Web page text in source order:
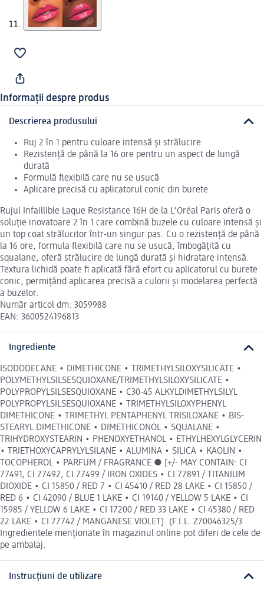
Informații despre produs
Descrierea produsului
Ruj 2 în 1 pentru culoare intensă și strălucire
Rezistență de până la 16 ore pentru un aspect de lungă
durată
Formulă flexibilă care nu se usucă
Aplicare precisă cu aplicatorul conic din burete
Rujul Infaillible Laque Resistance 16H de la L'Oréal Paris oferă o
soluție inovatoare 2 în 1 care combină buzele cu culoare intensă și
un top coat strălucitor într-un singur pas. Cu o rezistență de până
la 16 ore, formula flexibilă care nu se usucă, îmbogățită cu
squalane, oferă strălucire de lungă durată și hidratare intensă.
Textura lichidă poate fi aplicată fără efort cu aplicatorul cu burete
conic, permițând aplicarea precisă a culorii și modelarea perfectă
a buzelor.
Număr articol dm: 3059988
EAN: 3600524196813
Ingrediente
ISODODECANE • DIMETHICONE • TRIMETHYLSILOXYSILICATE •
POLYMETHYLSILSESQUIOXANE/TRIMETHYLSILOXYSILICATE •
POLYPROPYLSILSESQUIOXANE • C30-45 ALKYLDIMETHYLSILYL
POLYPROPYLSILSESQUIOXANE • TRIMETHYLSILOXYPHENYL
DIMETHICONE • TRIMETHYL PENTAPHENYL TRISILOXANE • BIS-
STEARYL DIMETHICONE • DIMETHICONOL • SQUALANE •
TRIHYDROXYSTEARIN • PHENOXYETHANOL • ETHYLHEXYLGLYCERIN
• TRIETHOXYCAPRYLYLSILANE • ALUMINA • SILICA • KAOLIN •
TOCOPHEROL • PARFUM / FRAGRANCE ● [+/- MAY CONTAIN: CI
77491, CI 77492, CI 77499 / IRON OXIDES • CI 77891 / TITANIUM
DIOXIDE • CI 15850 / RED 7 • CI 45410 / RED 28 LAKE • CI 15850 /
RED 6 • CI 42090 / BLUE 1 LAKE • CI 19140 / YELLOW 5 LAKE • CI
15985 / YELLOW 6 LAKE • CI 17200 / RED 33 LAKE • CI 45380 / RED
22 LAKE • CI 77742 / MANGANESE VIOLET]. (F.I.L. Z70046325/3
Ingredientele menționate în magazinul online pot diferi de cele de
pe ambalaj.
Instrucțiuni de utilizare